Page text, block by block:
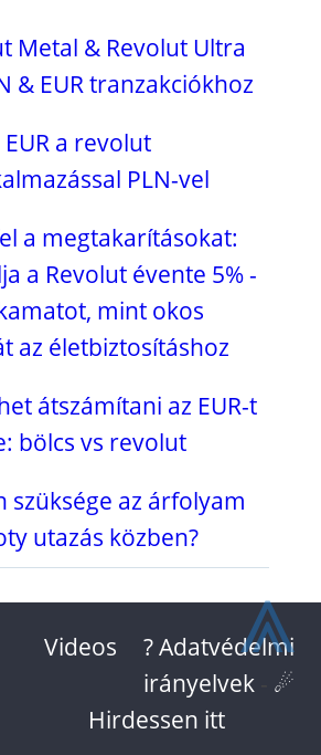
Metal & Revolut Ultra
& EUR tranzakciókhoz
EUR a revolut
PLN-vel
a megtakarításokat:
a Revolut évente 5% -
mint okos
az életbiztosításhoz
átszámítani az EUR-t
bölcs vs revolut
szüksége az árfolyam
utazás közben?
Videos
? Adatvédelmi
irányelvek
☄
Hirdessen itt
⩓